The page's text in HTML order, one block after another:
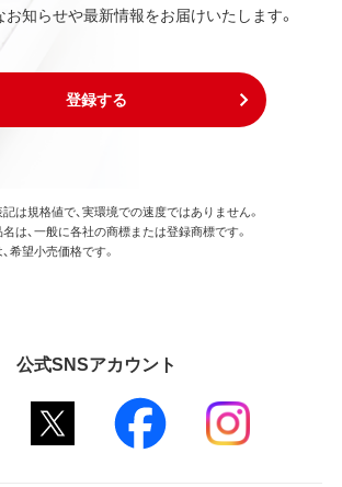
知らせや最新情報をお届けいたします。
登録する
は規格値で、実環境での速度ではありません。
は、一般に各社の商標または登録商標です。
希望小売価格です。
公式SNSアカウント